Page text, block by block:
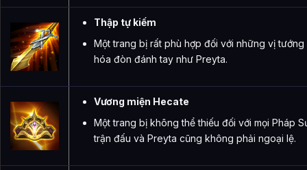
Thập tự kiếm
Một trang bị rất phù hợp đối với những vị
hóa đòn đánh tay như Preyta.
Vương miện Hecate
Một trang bị không thể thiếu đối với mọi Pháp
trận đấu và Preyta cũng không phải ngoại lệ.